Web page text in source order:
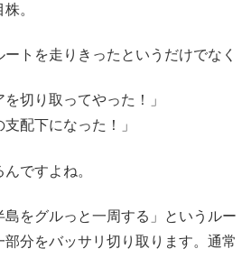
。
トを走りきったというだけでなく
を切り取ってやった！」
配下になった！」
ですよね。
をグルっと一周する」というルー
部分をバッサリ切り取ります。通常